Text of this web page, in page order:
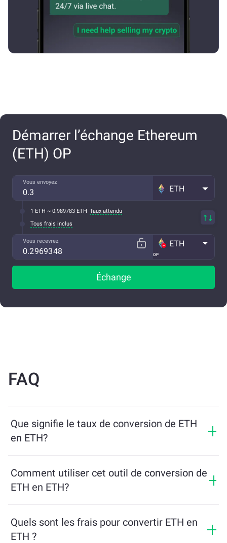
Démarrer l’échange Ethereum
(ETH) OP
Vous envoyez
ETH
1 ETH ~ 0.989783 ETH Taux attendu
Tous frais inclus
Vous recevrez
OP
ETH
Échange
FAQ
Que signifie le taux de conversion de ETH
en ETH?
recevrez en échange de ETH. Ce taux fluctue en
fonction des conditions du marché, de l’offre et de la
Comment utiliser cet outil de conversion de
ETH en ETH?
souhaitez échanger, et l’outil calculera le montant
estimé de ETH que vous recevrez. Ensuite, suivez les
Quels sont les frais pour convertir ETH en
ETH ?